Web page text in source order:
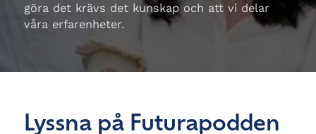
göra det krävs det kunskap och att vi delar
våra erfarenheter.
Lyssna på Futurapodden